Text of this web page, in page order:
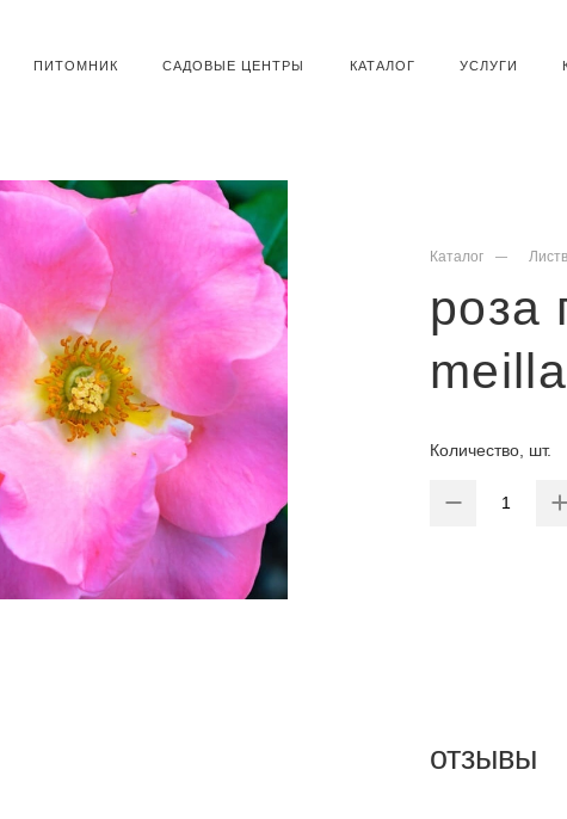
ПИТОМНИК САДОВЫЕ ЦЕНТРЫ КАТАЛОГ УСЛУГИ
Каталог
роза
Количество, шт.
отзывы